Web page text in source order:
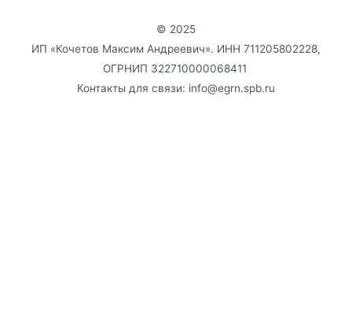
© 2025
ИП «Кочетов Максим Андреевич». ИНН 711205802228,
ОГРНИП 322710000068411
Контакты для связи: info@egrn.spb.ru